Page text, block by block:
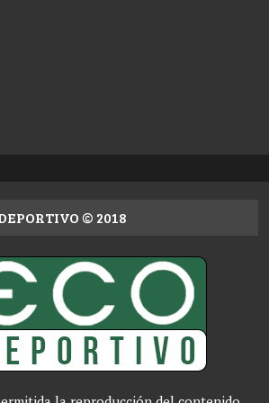
© 2018